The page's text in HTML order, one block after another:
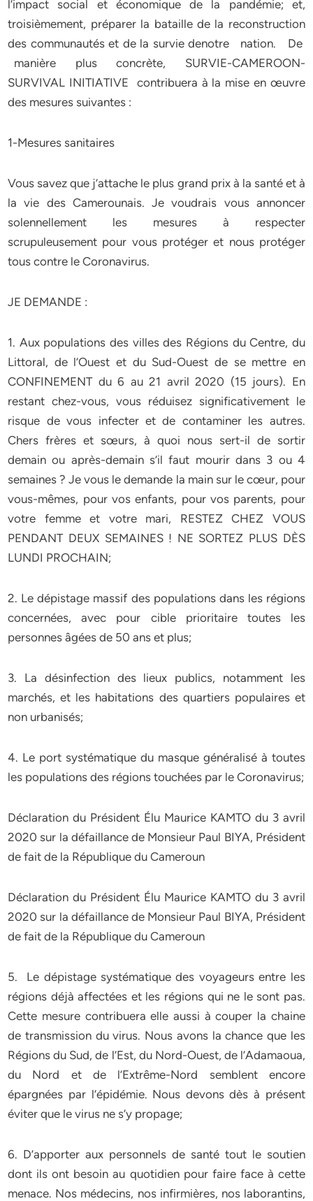
l’impact social et économique de la pandémie; et,
troisièmement, préparer la bataille de la reconstruction
des communautés et de la survie denotre nation. De
manière plus concrète, SURVIE-CAMEROON-
SURVIVAL INITIATIVE contribuera à la mise en œuvre
des mesures suivantes :
1-Mesures sanitaires
Vous savez que j’attache le plus grand prix à la santé et à
la vie des Camerounais. Je voudrais vous annoncer
solennellement les mesures à respecter
scrupuleusement pour vous protéger et nous protéger
tous contre le Coronavirus.
JE DEMANDE :
1. Aux populations des villes des Régions du Centre, du
Littoral, de l’Ouest et du Sud-Ouest de se mettre en
CONFINEMENT du 6 au 21 avril 2020 (15 jours). En
restant chez-vous, vous réduisez significativement le
risque de vous infecter et de contaminer les autres.
Chers frères et sœurs, à quoi nous sert-il de sortir
demain ou après-demain s’il faut mourir dans 3 ou 4
semaines ? Je vous le demande la main sur le cœur, pour
vous-mêmes, pour vos enfants, pour vos parents, pour
votre femme et votre mari, RESTEZ CHEZ VOUS
PENDANT DEUX SEMAINES ! NE SORTEZ PLUS DÈS
LUNDI PROCHAIN;
2. Le dépistage massif des populations dans les régions
concernées, avec pour cible prioritaire toutes les
personnes âgées de 50 ans et plus;
3. La désinfection des lieux publics, notamment les
marchés, et les habitations des quartiers populaires et
non urbanisés;
4. Le port systématique du masque généralisé à toutes
les populations des régions touchées par le Coronavirus;
Déclaration du Président Élu Maurice KAMTO du 3 avril
2020 sur la défaillance de Monsieur Paul BIYA, Président
de fait de la République du Cameroun
Déclaration du Président Élu Maurice KAMTO du 3 avril
2020 sur la défaillance de Monsieur Paul BIYA, Président
de fait de la République du Cameroun
5. Le dépistage systématique des voyageurs entre les
régions déjà affectées et les régions qui ne le sont pas.
Cette mesure contribuera elle aussi à couper la chaine
de transmission du virus. Nous avons la chance que les
Régions du Sud, de l’Est, du Nord-Ouest, de l’Adamaoua,
du Nord et de l’Extrême-Nord semblent encore
épargnées par l’épidémie. Nous devons dès à présent
éviter que le virus ne s’y propage;
6. D’apporter aux personnels de santé tout le soutien
dont ils ont besoin au quotidien pour faire face à cette
menace. Nos médecins, nos infirmières, nos laborantins,